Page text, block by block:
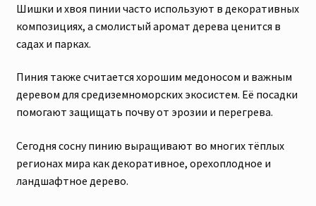
Шишки и хвоя пинии часто используют в декоративных
композициях, а смолистый аромат дерева ценится в
садах и парках.
Пиния также считается хорошим медоносом и важным
деревом для средиземноморских экосистем. Её посадки
помогают защищать почву от эрозии и перегрева.
Сегодня сосну пинию выращивают во многих тёплых
регионах мира как декоративное, орехоплодное и
ландшафтное дерево.